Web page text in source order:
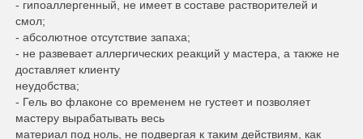
- гипоаллергенный, не имеет в составе растворителей и
смол;
- абсолютное отсутствие запаха;
- не развевает аллергических реакций у мастера, а также не
доставляет клиенту
неудобства;
- Гель во флаконе со временем не густеет и позволяет
мастеру вырабатывать весь
материал под ноль, не подвергая к таким действиям, как